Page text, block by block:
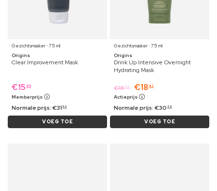
Gezichtsmasker ⋅ 75 ml
Origins
Clear Improvement Mask
€15 89
Memberprijs
Normale prijs:€31 59
VOEG TOE
Gezichtsmasker ⋅ 75 ml
Origins
Drink Up Intensive Overnight
Hydrating Mask
€18 99 €18 42
Actieprijs
Normale prijs:€30 99
VOEG TOE